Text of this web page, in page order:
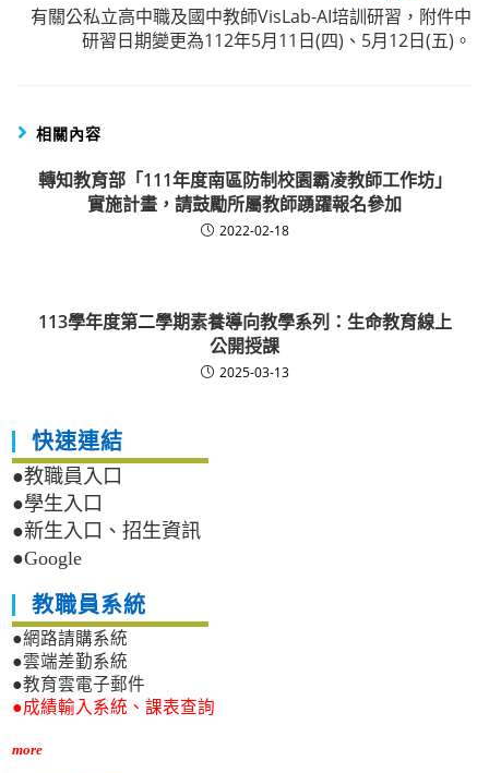
有關公私立高中職及國中教師VisLab-AI培訓研習，附件中
研習日期變更為112年5月11日(四)、5月12日(五)。
相關內容
轉知教育部「111年度南區防制校園霸凌教師工作坊」
實施計畫，請鼓勵所屬教師踴躍報名參加
2022-02-18
113學年度第二學期素養導向教學系列：生命教育線上
公開授課
2025-03-13
快速連結
●教職員入口
●學生入口
●新生入口、招生資訊
●Google
教職員系統
●網路請購系統
●雲端差勤系統
●教育雲電子郵件
●成績輸入系統、課表查詢
more